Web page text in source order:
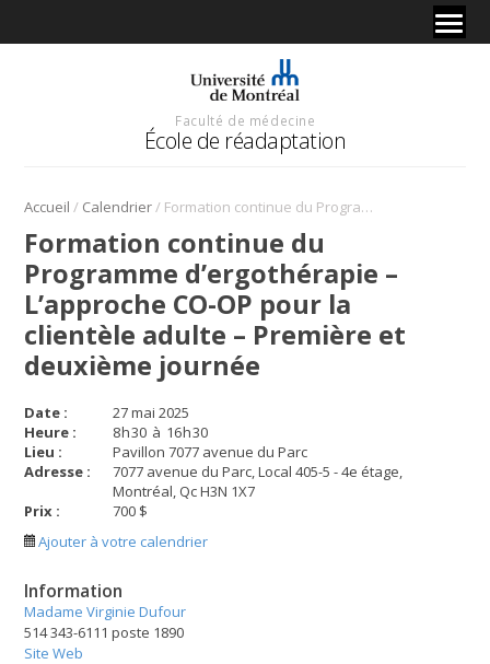
Faculté de médecine
École de réadaptation
Accueil / Calendrier/ Formation continue du Programme d’ergothérapie – L’approche CO-OP pour la clientèle adulte – Première et deuxième journée
Formation continue du
Programme d’ergothérapie –
L’approche CO-OP pour la
clientèle adulte – Première et
deuxième journée
Date :
27 mai 2025
Heure :
8h30 à 16h30
Lieu :
Pavillon 7077 avenue du Parc
Adresse :
7077 avenue du Parc, Local 405-5 - 4e étage,
Montréal, Qc H3N 1X7
Prix :
700 $
Ajouter à votre calendrier
Information
Madame Virginie Dufour
514 343-6111 poste 1890
Site Web